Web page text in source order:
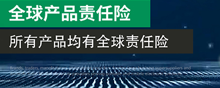
动力镍氢电池
常规镍氢电池
PG游戏官网是镍氢电池国家标准主导
修订单位，并参与多项锂电池行业国
家标准的制定